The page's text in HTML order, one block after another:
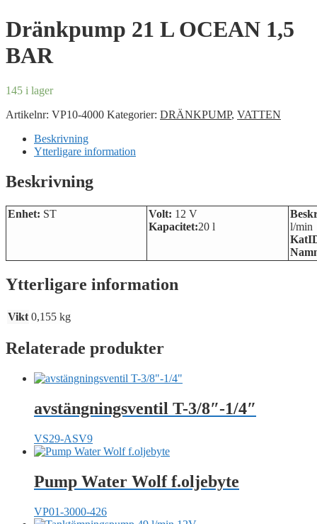
Dränkpump 21 L OCEAN 1,5
BAR
145 i lager
Artikelnr: VP10-4000 Kategorier: DRÄNKPUMP, VATTEN
Beskrivning
Ytterligare information
Beskrivning
Enhet: ST Volt: 12 V
Kapacitet:20 l
l/min
Ytterligare information
Vikt 0,155 kg
Relaterade produkter
avstängningsventil T-3/8″-1/4″
VS29-ASV9
Pump Water Wolf f.oljebyte
VP01-3000-426